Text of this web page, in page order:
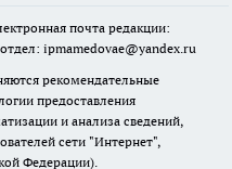
почта редакции:
ipmamedovae@yandex.ru
рекомендательные
предоставления
и анализа сведений,
сети "Интернет",
Федерации).